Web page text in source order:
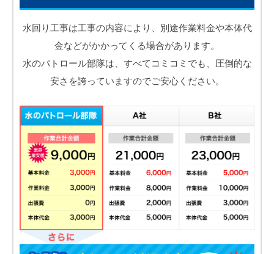
水回り工事は工事の内容により、別途作業料金や本体代
金などがかかってくる場合があります。
水のパトロール部隊は、すべてコミコミでも、圧倒的な
安さを誇っていますのでご安心ください。